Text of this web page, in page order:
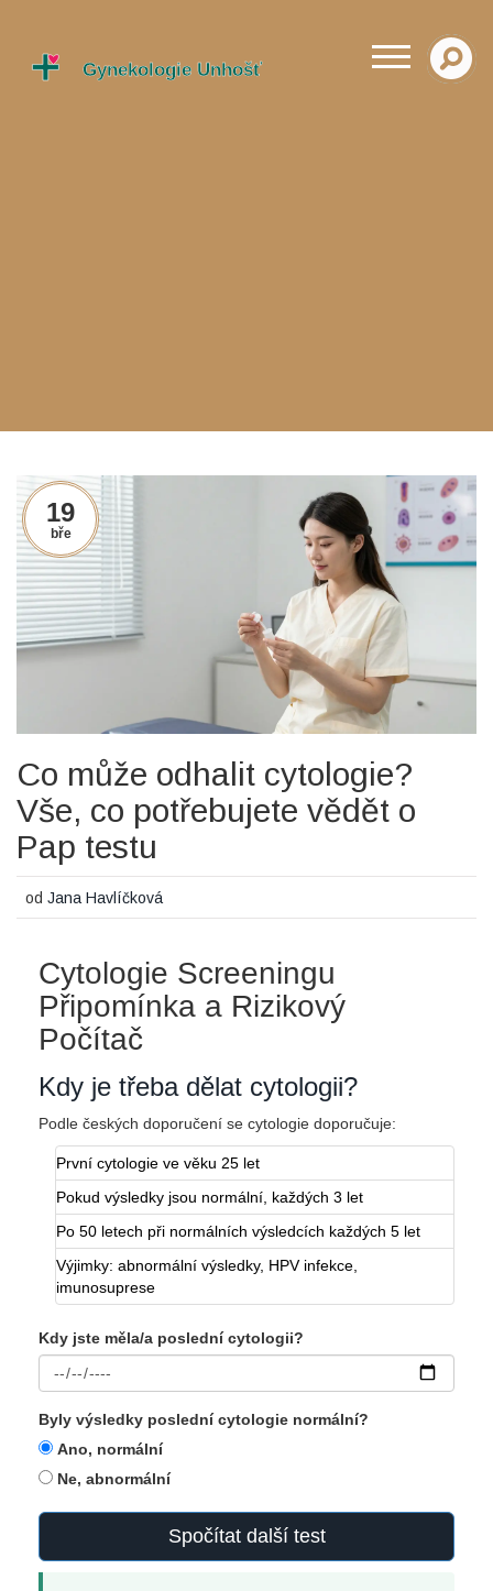
19
bře
Co může odhalit cytologie?
Vše, co potřebujete vědět o
Pap testu
odJana Havlíčková
Cytologie Screeningu
Připomínka a Rizikový
Počítač
Kdy je třeba dělat cytologii?
Podle českých doporučení se cytologie doporučuje:
První cytologie ve věku 25 let
Pokud výsledky jsou normální, každých 3 let
Po 50 letech při normálních výsledcích každých 5 let
Výjimky: abnormální výsledky, HPV infekce,
imunosuprese
Kdy jste měla/a poslední cytologii?
Byly výsledky poslední cytologie normální?
Ano, normální
Ne, abnormální
Spočítat další test